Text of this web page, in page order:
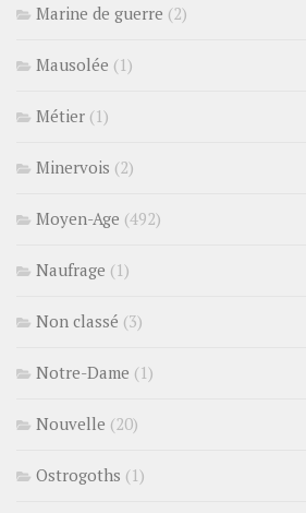
Marine de guerre (2)
Mausolée (1)
Métier (1)
Minervois (2)
Moyen-Age (492)
Naufrage (1)
Non classé (3)
Notre-Dame (1)
Nouvelle (20)
Ostrogoths (1)